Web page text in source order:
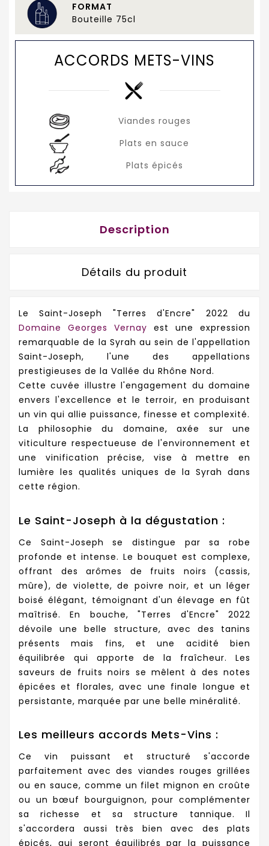
FORMAT
Bouteille 75cl
ACCORDS METS-VINS
Viandes rouges
Plats en sauce
Plats épicés
Description
Détails du produit
Le Saint-Joseph "Terres d'Encre" 2022 du
Domaine Georges Vernay est une expression
remarquable de la Syrah au sein de l'appellation
Saint-Joseph, l'une des appellations
prestigieuses de la Vallée du Rhône Nord.
Cette cuvée illustre l'engagement du domaine
envers l'excellence et le terroir, en produisant
un vin qui allie puissance, finesse et complexité.
La philosophie du domaine, axée sur une
viticulture respectueuse de l'environnement et
une vinification précise, vise à mettre en
lumière les qualités uniques de la Syrah dans
cette région.
Le Saint-Joseph à la dégustation :
Ce Saint-Joseph se distingue par sa robe
profonde et intense. Le bouquet est complexe,
offrant des arômes de fruits noirs (cassis,
mûre), de violette, de poivre noir, et un léger
boisé élégant, témoignant d'un élevage en fût
maîtrisé. En bouche, "Terres d'Encre" 2022
dévoile une belle structure, avec des tanins
présents mais fins, et une acidité bien
équilibrée qui apporte de la fraîcheur. Les
saveurs de fruits noirs se mêlent à des notes
épicées et florales, avec une finale longue et
persistante, marquée par une belle minéralité.
Les meilleurs accords Mets-Vins :
Ce vin puissant et structuré s'accorde
parfaitement avec des viandes rouges grillées
ou en sauce, comme un filet mignon en croûte
ou un bœuf bourguignon, pour complémenter
sa richesse et sa structure tannique. Il
s'accordera aussi très bien avec des plats
épicés, qui seront équilibrés par la puissance